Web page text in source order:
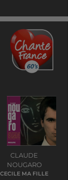
CLAUDE
NOUGARO
CECILE MA FILLE